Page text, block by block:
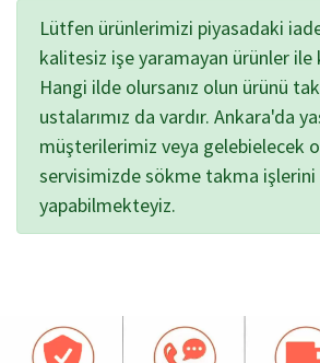
Lütfen ürünlerimizi piyasadaki
kalitesiz işe yaramayan ürünler ile
Hangi ilde olursanız olun ürünü
ustalarımız da vardır. Ankara'da
müşterilerimiz veya gelebielecek
servisimizde sökme takma
yapabilmekteyiz.